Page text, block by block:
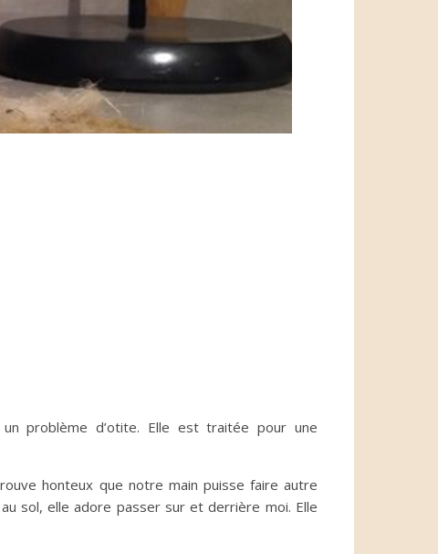
problème d’otite. Elle est traitée pour une
honteux que notre main puisse faire autre
sol, elle adore passer sur et derrière moi. Elle